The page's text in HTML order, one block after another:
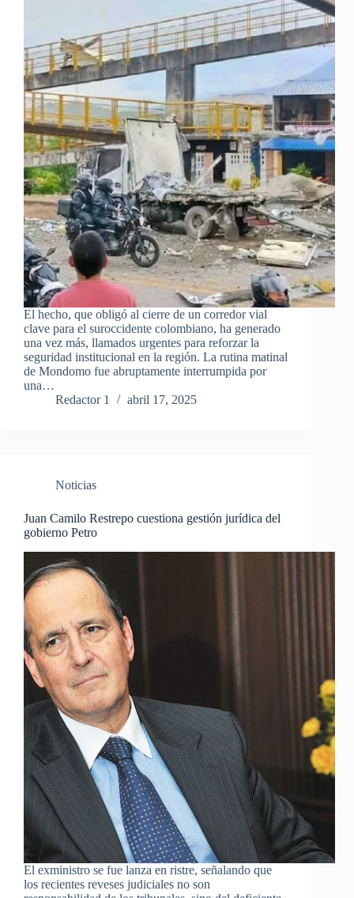
El hecho, que obligó al cierre de un corredor vial
clave para el suroccidente colombiano, ha generado
una vez más, llamados urgentes para reforzar la
seguridad institucional en la región. La rutina matinal
de Mondomo fue abruptamente interrumpida por
una…
Redactor 1
abril 17, 2025
Noticias
Juan Camilo Restrepo cuestiona gestión jurídica del
gobierno Petro
El exministro se fue lanza en ristre, señalando que
los recientes reveses judiciales no son